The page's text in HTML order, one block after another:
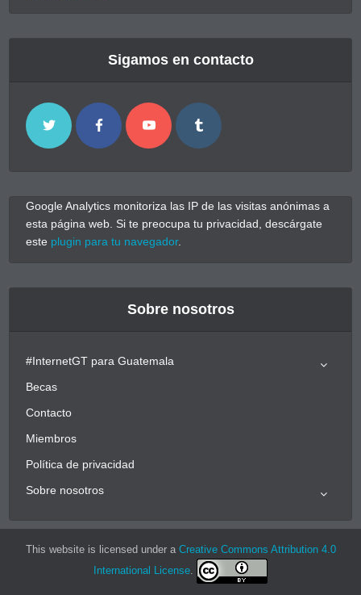
Sigamos en contacto
Google Analytics monitoriza las IP de las visitas anónimas a
esta página web. Si te preocupa tu privacidad, descárgate
este plugin para tu navegador.
Sobre nosotros
#InternetGT para Guatemala
Becas
Contacto
Miembros
Política de privacidad
Sobre nosotros
This website is licensed under a Creative Commons Attribution 4.0
International License